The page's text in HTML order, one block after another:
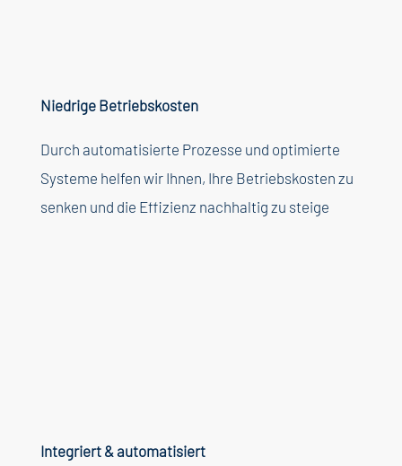
Niedrige Betriebskosten
Durch automatisierte Prozesse und optimierte
Systeme helfen wir Ihnen, Ihre Betriebskosten zu
senken und die Effizienz nachhaltig zu steige
Integriert& automatisiert